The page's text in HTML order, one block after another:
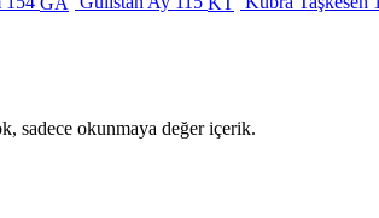
sadece okunmaya değer içerik.